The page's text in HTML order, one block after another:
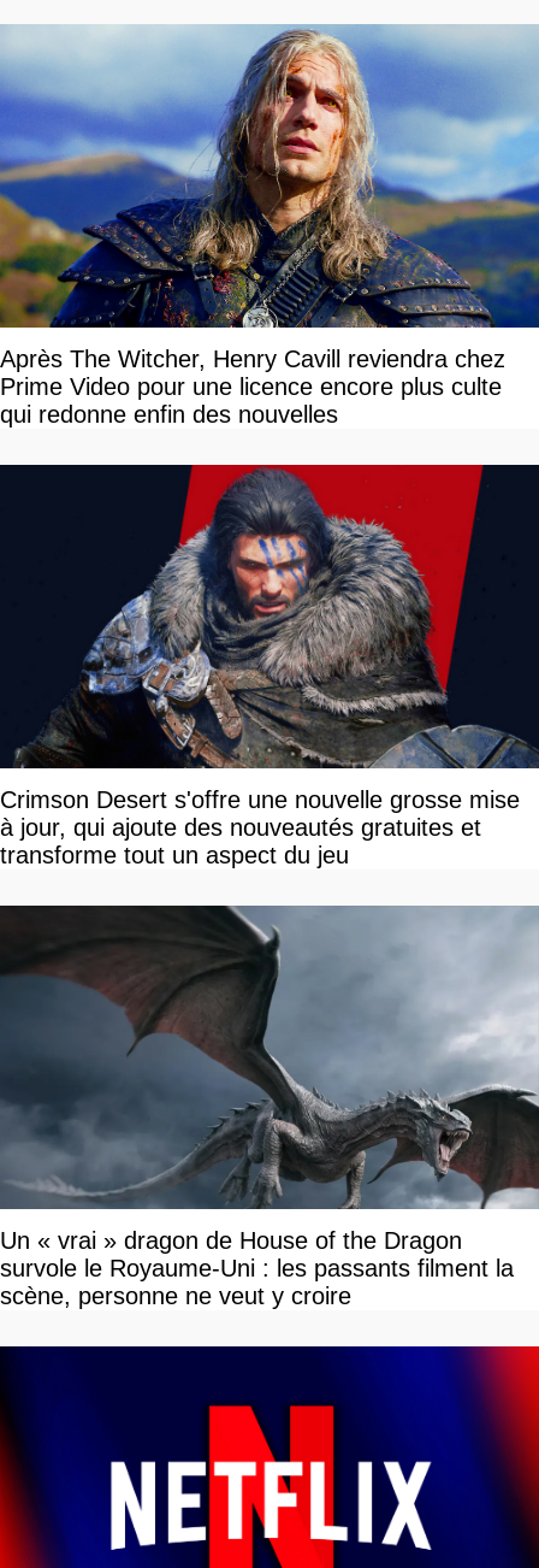
Après The Witcher, Henry Cavill reviendra chez
Prime Video pour une licence encore plus culte
qui redonne enfin des nouvelles
Crimson Desert s'offre une nouvelle grosse mise
à jour, qui ajoute des nouveautés gratuites et
transforme tout un aspect du jeu
Un « vrai » dragon de House of the Dragon
survole le Royaume-Uni : les passants filment la
scène, personne ne veut y croire